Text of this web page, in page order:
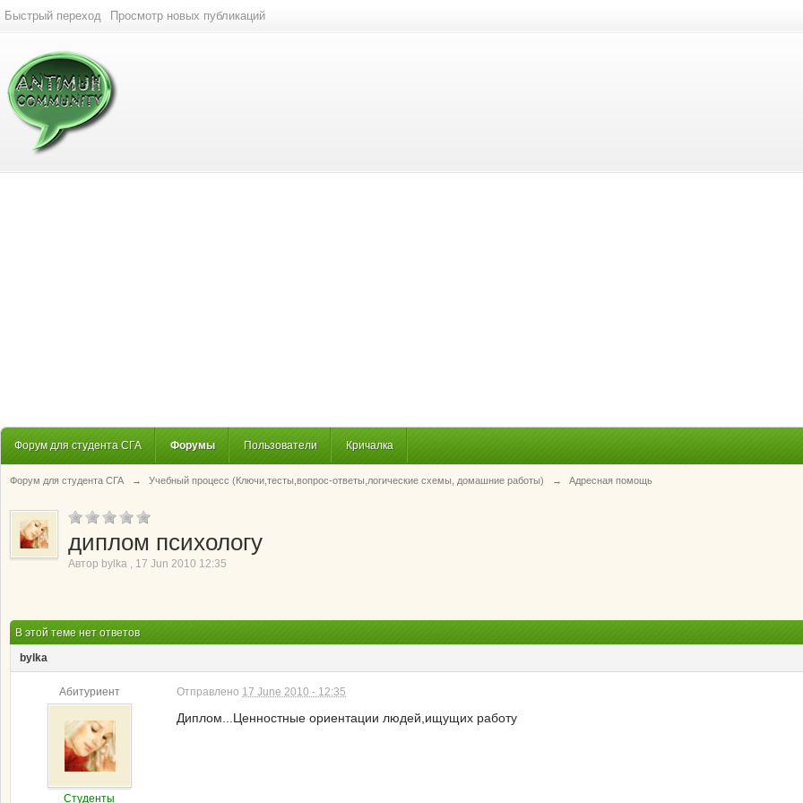
Быстрый переход Просмотр новых публикаций
Форум для студента СГА Форумы Пользователи Кричалка
Форум для студента СГА → Учебный процесс (Ключи,тесты,вопрос-ответы,логические схемы, домашние работы) → Адресная помощь
диплом психологу
Автор bylka , 17 Jun 2010 12:35
В этой теме нет ответов
bylka
Абитуриент
Студенты
Отправлено 17 June 2010 - 12:35
Диплом...Ценностные ориентации людей,ищущих работу